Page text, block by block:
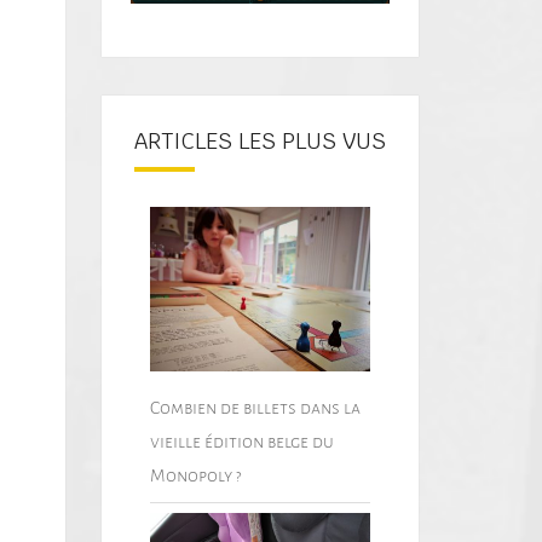
ARTICLES LES PLUS VUS
Combien de billets dans la
vieille édition belge du
Monopoly ?